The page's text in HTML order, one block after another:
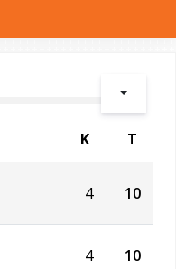
K T
4 10
4 10